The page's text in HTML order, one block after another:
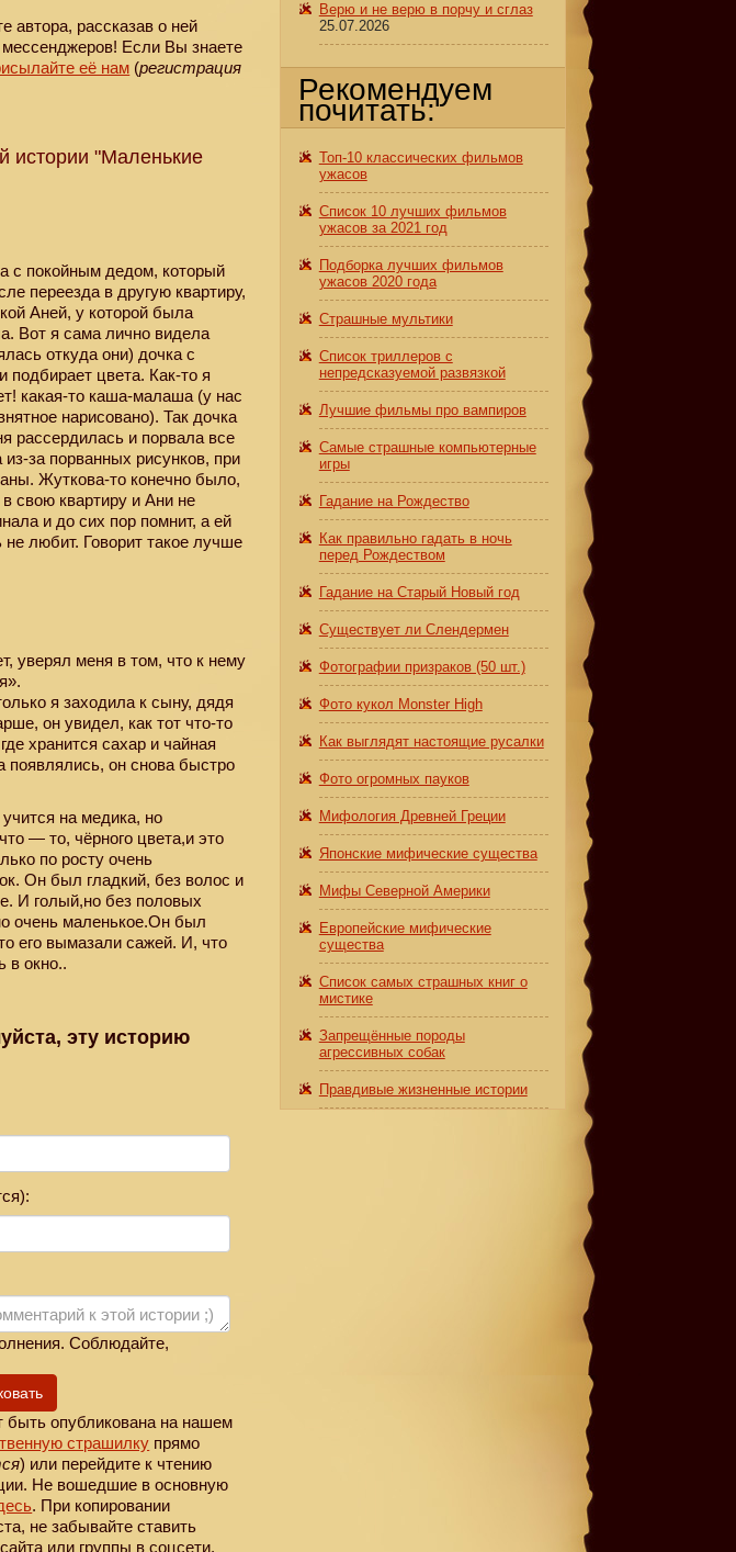
автора, рассказав о ней
Если Вы знаете
её нам (регистрация
истории "Маленькие
с покойным дедом, который
переезда в другую квартиру,
Аней, у которой была
Вот я сама лично видела
откуда они) дочка с
подбирает цвета. Как-то я
какая-то каша-малаша (у нас
нарисовано). Так дочка
рассердилась и порвала все
за порванных рисунков, при
Жуткова-то конечно было,
свою квартиру и Ани не
и до сих пор помнит, а ей
любит. Говорит такое лучше
уверял меня в том, что к нему
я заходила к сыну, дядя
он увидел, как тот что-то
хранится сахар и чайная
появлялись, он снова быстро
на медика, но
— то, чёрного цвета,и это
по росту очень
Он был гладкий, без волос и
И голый,но без половых
очень маленькое.Он был
его вымазали сажей. И, что
в окно..
эту историю
Соблюдайте,
быть опубликована на нашем
страшилку прямо
) или перейдите к чтению
Не вошедшие в основную
. При копировании
не забывайте ставить
или группы в соцсети.
Верю и не верю в порчу и сглаз
25.07.2026
Рекомендуем
почитать:
Топ-10 классических фильмов
ужасов
Список 10 лучших фильмов
ужасов за 2021 год
Подборка лучших фильмов
ужасов 2020 года
Страшные мультики
Список триллеров с
непредсказуемой развязкой
Лучшие фильмы про вампиров
Самые страшные компьютерные
игры
Гадание на Рождество
Как правильно гадать в ночь
перед Рождеством
Гадание на Старый Новый год
Существует ли Слендермен
Фотографии призраков (50 шт.)
Фото кукол Monster High
Как выглядят настоящие русалки
Фото огромных пауков
Мифология Древней Греции
Японские мифические существа
Мифы Северной Америки
Европейские мифические
существа
Список самых страшных книг о
мистике
Запрещённые породы
агрессивных собак
Правдивые жизненные истории